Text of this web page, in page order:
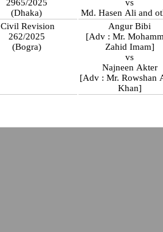
2965/2025
(Dhaka)
vs
Md. Hasen Ali and
Civil Revision
262/2025
(Bogra)
Angur Bibi
[Adv : Mr.
Zahid Imam]
vs
Najneen Akter
[Adv : Mr. Rowshan
Khan]